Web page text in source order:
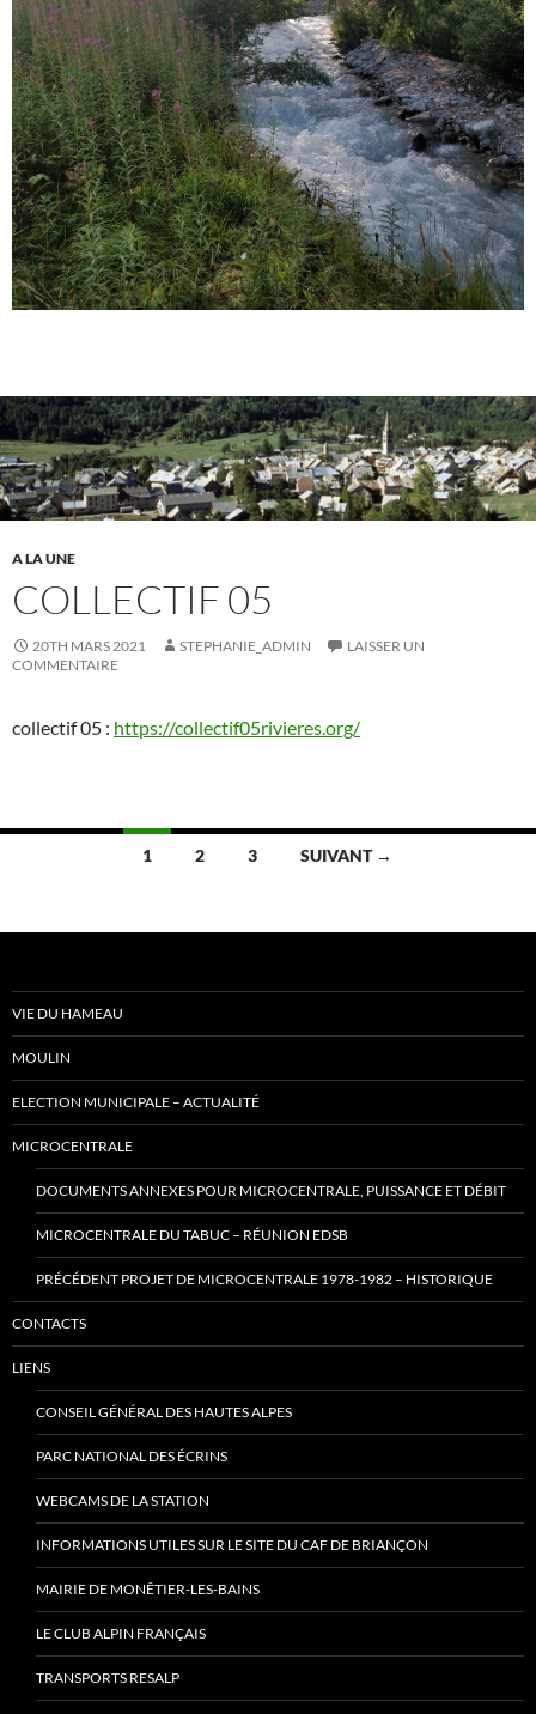
A LA UNE
COLLECTIF 05
20TH MARS 2021 STEPHANIE_ADMIN
LAISSER UN
COMMENTAIRE
collectif 05 : https://collectif05rivieres.org/
Navigation
articles
1 2 3 SUIVANT →
VIE DU HAMEAU
MOULIN
ELECTION MUNICIPALE – ACTUALITÉ
MICROCENTRALE
DOCUMENTS ANNEXES POUR MICROCENTRALE, PUISSANCE ET DÉBIT
MICROCENTRALE DU TABUC – RÉUNION EDSB
PRÉCÉDENT PROJET DE MICROCENTRALE 1978-1982 – HISTORIQUE
CONTACTS
LIENS
CONSEIL GÉNÉRAL DES HAUTES ALPES
PARC NATIONAL DES ÉCRINS
WEBCAMS DE LA STATION
INFORMATIONS UTILES SUR LE SITE DU CAF DE BRIANÇON
MAIRIE DE MONÊTIER-LES-BAINS
LE CLUB ALPIN FRANÇAIS
TRANSPORTS RESALP